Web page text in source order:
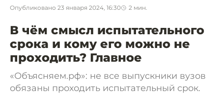
Опубликовано 23 января 2024, 16:30 2 мин.
В чём смысл испытательного
срока и кому его можно не
проходить? Главное
«Объясняем.рф»: не все выпускники вузов
обязаны проходить испытательный срок.